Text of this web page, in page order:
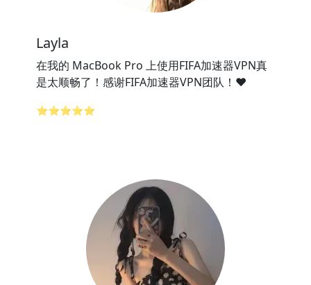
Layla
在我的 MacBook Pro 上使用FIFA加速器VPN真
是太顺畅了！感谢FIFA加速器VPN团队！❤️
⭐⭐⭐⭐⭐